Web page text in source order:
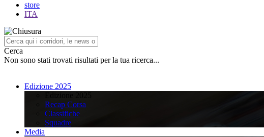
store
ITA
Cerca
Non sono stati trovati risultati per la tua ricerca...
Edizione 2025
Recap Corsa
Classifiche
Squadre
Media